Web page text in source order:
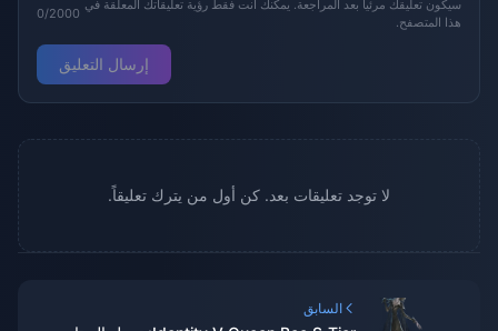
سيكون تعليقك مرئياً بعد المراجعة. يمكنك أنت فقط رؤية تعليقاتك المعلقة في
هذا المتصفح.
0/2000
إرسال التعليق
لا توجد تعليقات بعد. كن أول من يترك تعليقاً.
السابق